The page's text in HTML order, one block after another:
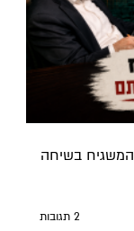
המשגיח בשיחה
2 תגובות